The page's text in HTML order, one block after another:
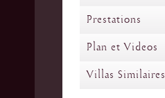
Prestations
Plan et Videos
Villas Similaires